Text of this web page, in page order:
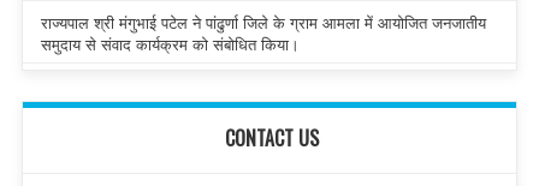
राज्यपाल श्री मंगुभाई पटेल ने पांढुर्णा जिले के ग्राम आमला में आयोजित जनजातीय
समुदाय से संवाद कार्यक्रम को संबोधित किया।
CONTACT US